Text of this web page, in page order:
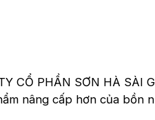
nâng cấp hơn của bồn